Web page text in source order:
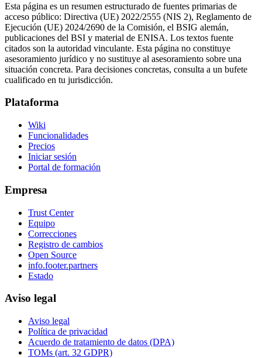
Esta página es un resumen estructurado de fuentes primarias de
acceso público: Directiva (UE) 2022/2555 (NIS 2), Reglamento de
Ejecución (UE) 2024/2690 de la Comisión, el BSIG alemán,
publicaciones del BSI y material de ENISA. Los textos fuente
citados son la autoridad vinculante. Esta página no constituye
asesoramiento jurídico y no sustituye al asesoramiento sobre una
situación concreta. Para decisiones concretas, consulta a un bufete
cualificado en tu jurisdicción.
Plataforma
Wiki
Funcionalidades
Precios
Iniciar sesión
Portal de formación
Empresa
Trust Center
Equipo
Correcciones
Registro de cambios
Open Source
info.footer.partners
Estado
Aviso legal
Aviso legal
Política de privacidad
Acuerdo de tratamiento de datos (DPA)
TOMs (art. 32 GDPR)